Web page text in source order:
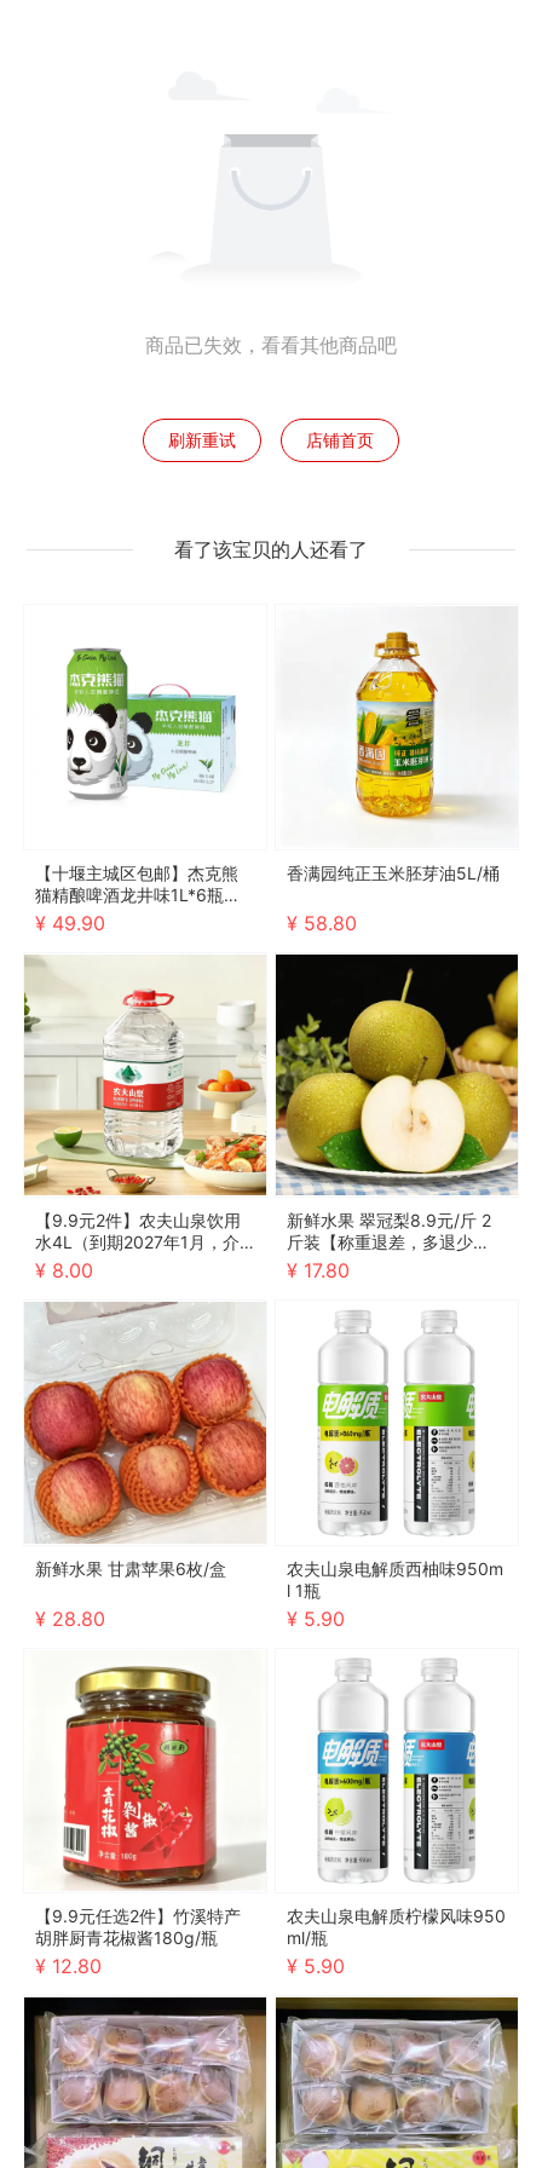
商品已失效，看看其他商品吧
刷新重试 店铺首页
看了该宝贝的人还看了
【十堰主城区包邮】杰克熊
猫精酿啤酒龙井味1L*6瓶（2
026年10月4号到期，介意勿
¥ 49.90
香满园纯正玉米胚芽油5L/桶
¥ 58.80
【9.9元2件】农夫山泉饮用
水4L（到期2027年1月，介
意勿拍）
¥ 8.00
新鲜水果 翠冠梨8.9元/斤 2
斤装【称重退差，多退少
补】
¥ 17.80
新鲜水果 甘肃苹果6枚/盒
¥ 28.80
农夫山泉电解质西柚味950m
l 1瓶
¥ 5.90
【9.9元任选2件】竹溪特产
胡胖厨青花椒酱180g/瓶
¥ 12.80
农夫山泉电解质柠檬风味950
ml/瓶
¥ 5.90